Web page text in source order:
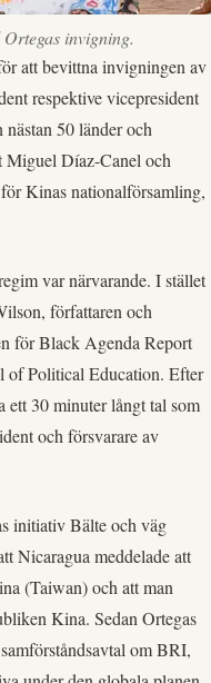
invigning.
att bevittna invigningen av
respektive vicepresident
nästan 50 länder och
Miguel Díaz-Canel och
Kinas nationalförsamling,
var närvarande. I stället
författaren och
för Black Agenda Report
of Political Education. Efter
ett 30 minuter långt tal som
och försvarare av
initiativ Bälte och väg
Nicaragua meddelade att
(Taiwan) och att man
Kina. Sedan Ortegas
om BRI,